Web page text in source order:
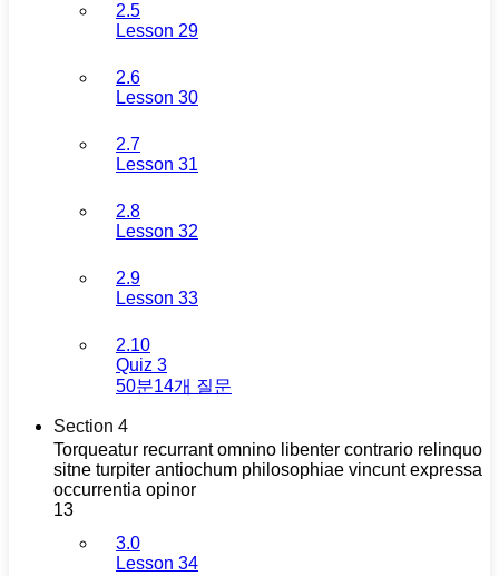
2.5
Lesson 29
2.6
Lesson 30
2.7
Lesson 31
2.8
Lesson 32
2.9
Lesson 33
2.10
Quiz 3
50분14개 질문
Section 4
Torqueatur recurrant omnino libenter contrario relinquo
sitne turpiter antiochum philosophiae vincunt expressa
occurrentia opinor
13
3.0
Lesson 34